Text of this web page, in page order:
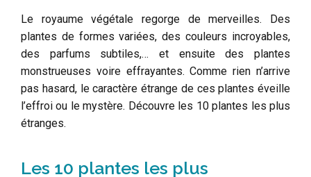
Le royaume végétale regorge de merveilles. Des
plantes de formes variées, des couleurs incroyables,
des parfums subtiles,… et ensuite des plantes
monstrueuses voire effrayantes. Comme rien n’arrive
pas hasard, le caractère étrange de ces plantes éveille
l’effroi ou le mystère. Découvre les 10 plantes les plus
étranges.
Les 10 plantes les plus